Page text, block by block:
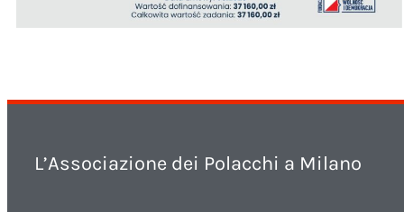
L’Associazione dei Polacchi a Milano